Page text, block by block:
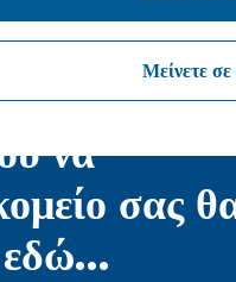
να
σας
εδώ…
Μείνετε σε